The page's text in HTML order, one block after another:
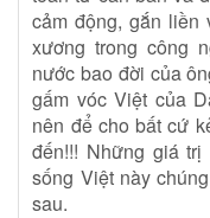
cảm động, gắn liền
xương trong công
nước bao đời của
gấm vóc Việt của
nên để cho bất cứ
đến!!! Những giá
sống Việt này
sau.